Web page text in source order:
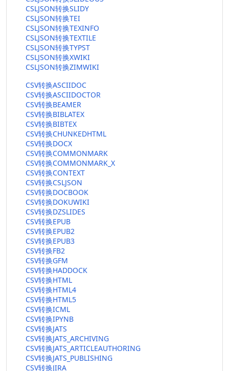
CSLJSON转换SLIDY
CSLJSON转换TEI
CSLJSON转换TEXINFO
CSLJSON转换TEXTILE
CSLJSON转换TYPST
CSLJSON转换XWIKI
CSLJSON转换ZIMWIKI
CSV转换ASCIIDOC
CSV转换ASCIIDOCTOR
CSV转换BEAMER
CSV转换BIBLATEX
CSV转换BIBTEX
CSV转换CHUNKEDHTML
CSV转换DOCX
CSV转换COMMONMARK
CSV转换COMMONMARK_X
CSV转换CONTEXT
CSV转换CSLJSON
CSV转换DOCBOOK
CSV转换DOKUWIKI
CSV转换DZSLIDES
CSV转换EPUB
CSV转换EPUB2
CSV转换EPUB3
CSV转换FB2
CSV转换GFM
CSV转换HADDOCK
CSV转换HTML
CSV转换HTML4
CSV转换HTML5
CSV转换ICML
CSV转换IPYNB
CSV转换JATS
CSV转换JATS_ARCHIVING
CSV转换JATS_ARTICLEAUTHORING
CSV转换JATS_PUBLISHING
CSV转换JIRA